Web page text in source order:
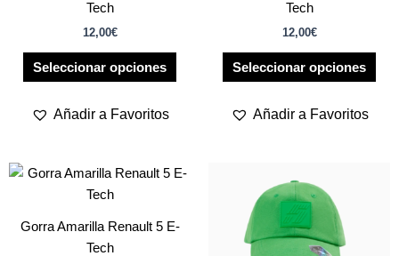
Tech
12,00€
Seleccionar opciones
se
la
producto
Añadir a Favoritos
Tech
12,00€
Seleccionar opciones
se
Añadir a Favoritos
Gorra Amarilla Renault 5 E-
Tech